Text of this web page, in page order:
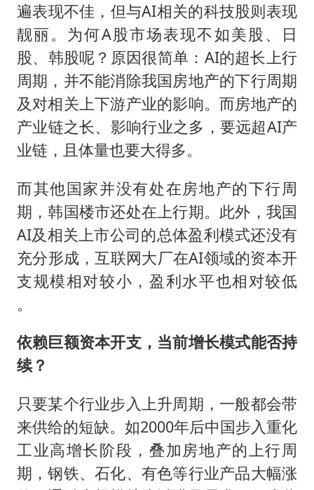
遍表现不佳，但与AI相关的科技股则表现
靓丽。为何A股市场表现不如美股、日
股、韩股呢？原因很简单：AI的超长上行
周期，并不能消除我国房地产的下行周期
及对相关上下游产业的影响。而房地产的
产业链之长、影响行业之多，要远超AI产
业链，且体量也要大得多。
而其他国家并没有处在房地产的下行周
期，韩国楼市还处在上行期。此外，我国
AI及相关上市公司的总体盈利模式还没有
充分形成，互联网大厂在AI领域的资本开
支规模相对较小，盈利水平也相对较低
。
依赖巨额资本开支，当前增长模式能否持
续？
只要某个行业步入上升周期，一般都会带
来供给的短缺。如2000年后中国步入重化
工业高增长阶段，叠加房地产的上行周
期，钢铁、石化、有色等行业产品大幅涨